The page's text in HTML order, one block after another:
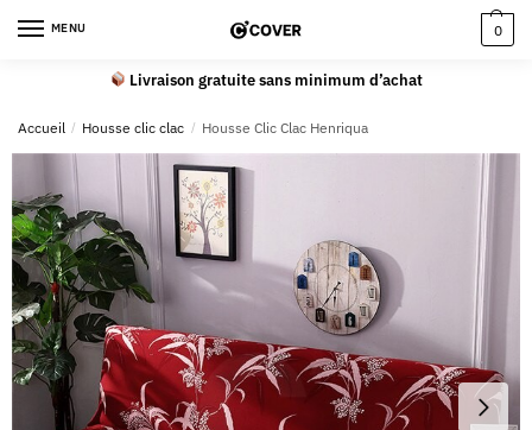
MENU 0
Livraison gratuite sans minimum d’achat
Accueil / Housse clic clac / Housse Clic Clac Henriqua